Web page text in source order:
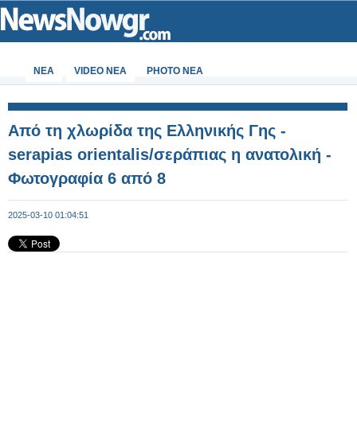
ΝΕΑ VIDEO NEA PHOTO NEA
Από τη χλωρίδα της Ελληνικής Γης -
serapias orientalis/σεράπιας η ανατολική -
Φωτογραφία 6 από 8
2025-03-10 01:04:51